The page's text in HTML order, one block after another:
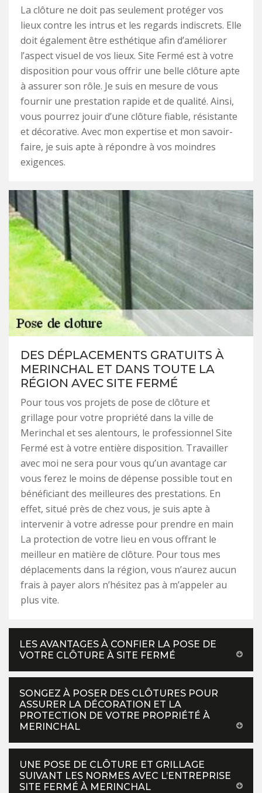
La clôture ne doit pas seulement protéger vos
lieux contre les intrus et les regards indiscrets. Elle
doit également être esthétique afin d’améliorer
l’aspect visuel de vos lieux. Site Fermé est à votre
disposition pour vous offrir une belle clôture apte
à assurer son rôle. Je suis en mesure de vous
fournir une prestation rapide et de qualité. Ainsi,
vous pourrez jouir d’une clôture fiable, résistante
et décorative. Avec mon expertise et mon savoir-
faire, je suis apte à répondre à vos moindres
exigences.
DES DÉPLACEMENTS GRATUITS À
MERINCHAL ET DANS TOUTE LA
RÉGION AVEC SITE FERMÉ
Pour tous vos projets de pose de clôture et
grillage pour votre propriété dans la ville de
Merinchal et ses alentours, le professionnel Site
Fermé est à votre entière disposition. Travailler
avec moi ne sera pour vous qu’un avantage car
vous ferez le moins de dépense possible tout en
bénéficiant des meilleures des prestations. En
effet, situé près de chez vous, je suis apte à
intervenir à votre adresse pour prendre en main
La protection de votre lieu en vous offrant le
meilleur en matière de clôture. Pour tous mes
déplacements dans la région, vous n’aurez aucun
frais à payer alors n’hésitez pas à m’appeler au
plus vite.
LES AVANTAGES À CONFIER LA POSE DE
VOTRE CLÔTURE À SITE FERMÉ
SONGEZ À POSER DES CLÔTURES POUR
ASSURER LA DÉCORATION ET LA
PROTECTION DE VOTRE PROPRIÉTÉ À
MERINCHAL
UNE POSE DE CLÔTURE ET GRILLAGE
SUIVANT LES NORMES AVEC L’ENTREPRISE
SITE FERMÉ À MERINCHAL